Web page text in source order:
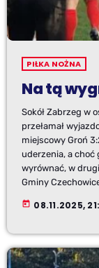
PIŁKA NOŻNA
Na tą
Sokół Zabrzeg w
przełamał
miejscowy Groń
uderzenia, a choć
wyrównać, w
Gminy
today 08.11.2025,